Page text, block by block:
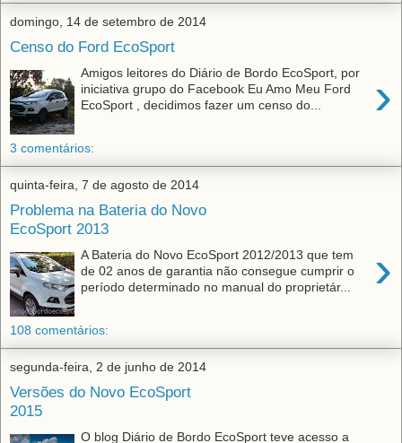
domingo, 14 de setembro de 2014
Censo do Ford EcoSport
›
Amigos leitores do Diário de Bordo EcoSport, por
iniciativa grupo do Facebook Eu Amo Meu Ford
EcoSport , decidimos fazer um censo do...
3 comentários:
quinta-feira, 7 de agosto de 2014
Problema na Bateria do Novo
EcoSport 2013
›
A Bateria do Novo EcoSport 2012/2013 que tem
de 02 anos de garantia não consegue cumprir o
período determinado no manual do proprietár...
108 comentários:
segunda-feira, 2 de junho de 2014
Versões do Novo EcoSport
2015
O blog Diário de Bordo EcoSport teve acesso a